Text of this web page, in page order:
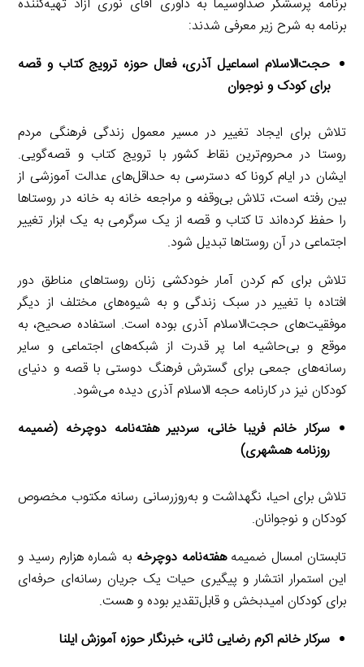
برنامه پرسشگر صداوسیما به داوری آقای نوری آزاد تهیه‌کننده
برنامه به شرح زیر معرفی شدند:
حجت‌الاسلام اسماعیل آذری، فعال حوزه ترویج کتاب و قصه
برای کودک و نوجوان
تلاش برای ایجاد تغییر در مسیر معمول زندگی فرهنگی مردم
روستا در محروم‌ترین نقاط کشور با ترویج کتاب و قصه‌گویی.
ایشان در ایام کرونا که دسترسی به حداقل‌های عدالت آموزشی از
بین رفته است، تلاش بی‌وقفه و مراجعه خانه به خانه در روستاها
را حفظ کرده‌اند تا کتاب و قصه از یک سرگرمی به یک ابزار تغییر
اجتماعی در آن روستاها تبدیل شود.
تلاش برای کم کردن آمار خودکشی زنان روستاهای مناطق دور
افتاده با تغییر در سبک زندگی و به شیوه‌های مختلف از دیگر
موفقیت‌های حجت‌الاسلام آذری بوده است. استفاده صحیح، به
موقع و بی‌حاشیه اما پر قدرت از شبکه‌های اجتماعی و سایر
رسانه‌های جمعی برای گسترش فرهنگ دوستی با قصه و دنیای
کودکان نیز در کارنامه حجه الاسلام آذری دیده می‌شود.
سرکار خانم فریبا خانی، سردبیر هفته‌نامه دوچرخه (ضمیمه
روزنامه همشهری)
تلاش برای احیا، نگهداشت و به‌روزرسانی رسانه مکتوب مخصوص
کودکان و نوجوانان.
تابستان امسال ضمیمههفته‌نامه دوچرخه به شماره هزارم رسید و
این استمرار انتشار و پیگیری حیات یک جریان رسانه‌ای حرفه‌ای
برای کودکان امیدبخش و قابل‌تقدیر بوده و هست.
سرکار خانم اکرم رضایی ثانی، خبرنگار حوزه آموزش ایلنا